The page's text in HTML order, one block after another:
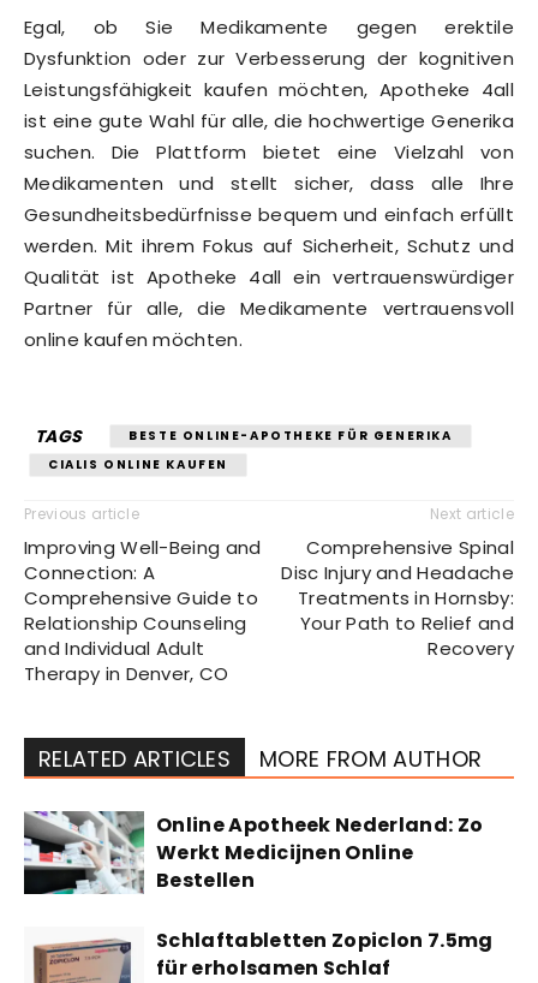
Egal, ob Sie Medikamente gegen erektile
Dysfunktion oder zur Verbesserung der kognitiven
Leistungsfähigkeit kaufen möchten, Apotheke 4all
ist eine gute Wahl für alle, die hochwertige Generika
suchen. Die Plattform bietet eine Vielzahl von
Medikamenten und stellt sicher, dass alle Ihre
Gesundheitsbedürfnisse bequem und einfach erfüllt
werden. Mit ihrem Fokus auf Sicherheit, Schutz und
Qualität ist Apotheke 4all ein vertrauenswürdiger
Partner für alle, die Medikamente vertrauensvoll
online kaufen möchten.
TAGS
BESTE ONLINE-APOTHEKE FÜR GENERIKA
CIALIS ONLINE KAUFEN
Previous article
Improving Well-Being and
Connection: A
Comprehensive Guide to
Relationship Counseling
and Individual Adult
Therapy in Denver, CO
Next article
Comprehensive Spinal
Disc Injury and Headache
Treatments in Hornsby:
Your Path to Relief and
Recovery
RELATED ARTICLES MORE FROM AUTHOR
Online Apotheek Nederland: Zo
Werkt Medicijnen Online
Bestellen
Schlaftabletten Zopiclon 7.5mg
für erholsamen Schlaf